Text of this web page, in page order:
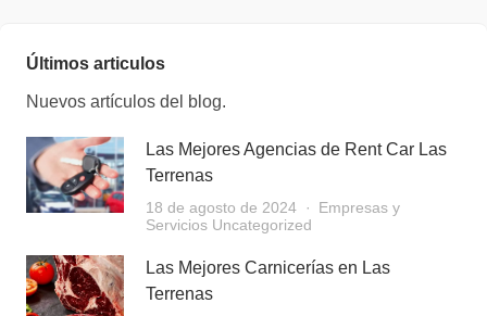
Últimos articulos
Nuevos artículos del blog.
Las Mejores Agencias de Rent Car Las
Terrenas
18 de agosto de 2024
Empresas y
Servicios Uncategorized
Las Mejores Carnicerías en Las
Terrenas